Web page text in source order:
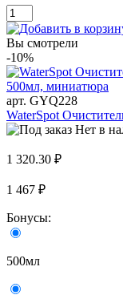
Вы смотрели
-10%
арт. GYQ228
WaterSpot
Нет в
1 320.30 ₽
1 467 ₽
Бонусы:
500мл